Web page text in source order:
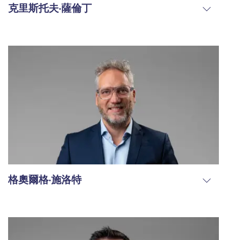
克里斯托夫·薩倫丁
格奧爾格·施洛特